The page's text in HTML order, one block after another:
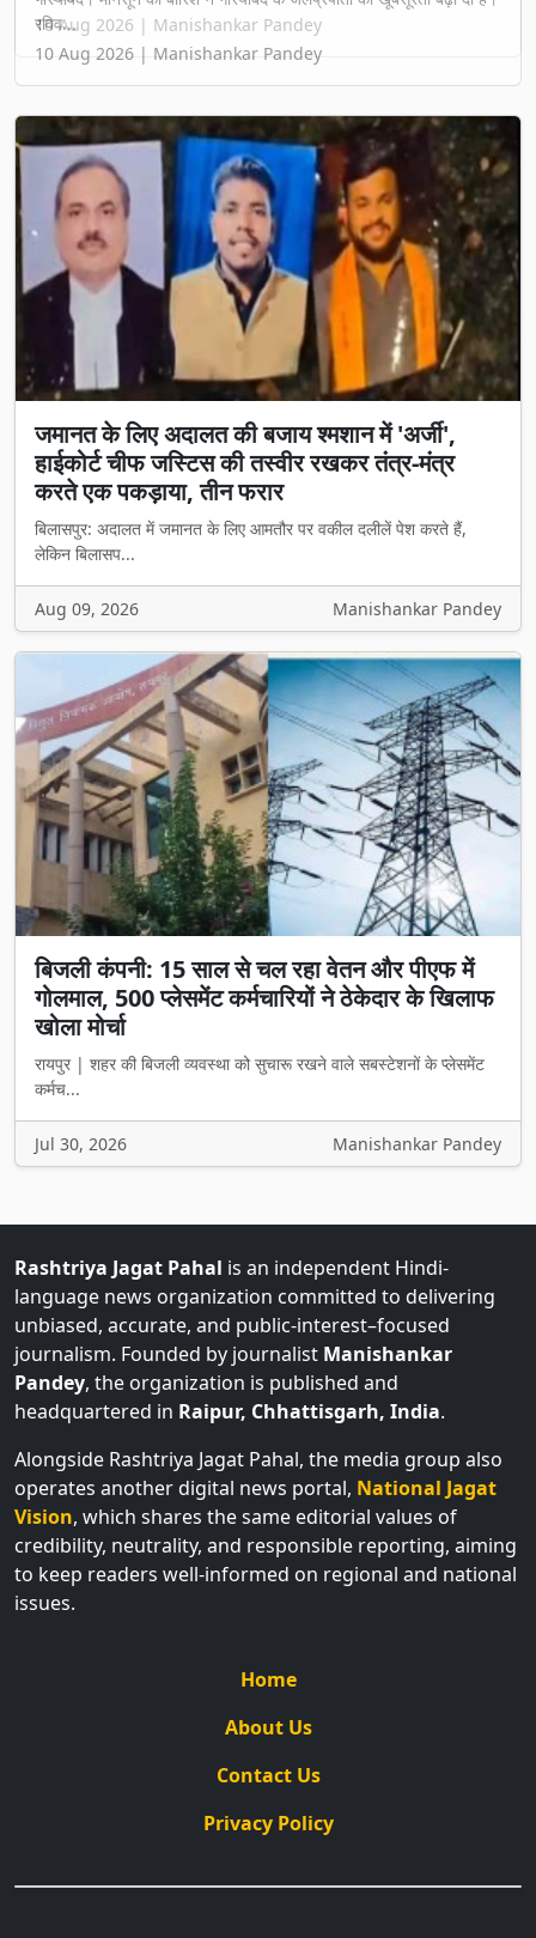
रविव...
10 Aug 2026 | Manishankar Pandey
जमानत के लिए अदालत की बजाय श्मशान में 'अर्जी',
हाईकोर्ट चीफ जस्टिस की तस्वीर रखकर तंत्र-मंत्र
करते एक पकड़ाया, तीन फरार
बिलासपुर: अदालत में जमानत के लिए आमतौर पर वकील दलीलें पेश करते हैं,
लेकिन बिलासप...
Aug 09, 2026 Manishankar Pandey
बिजली कंपनी: 15 साल से चल रहा वेतन और पीएफ में
गोलमाल, 500 प्लेसमेंट कर्मचारियों ने ठेकेदार के खिलाफ
खोला मोर्चा
रायपुर | शहर की बिजली व्यवस्था को सुचारू रखने वाले सबस्टेशनों के प्लेसमेंट
कर्मच...
Jul 30, 2026 Manishankar Pandey
Rashtriya Jagat Pahal is an independent Hindi-
language news organization committed to delivering
unbiased, accurate, and public-interest–focused
journalism. Founded by journalist Manishankar
Pandey, the organization is published and
headquartered in Raipur, Chhattisgarh, India.
Alongside Rashtriya Jagat Pahal, the media group also
operates another digital news portal, National Jagat
Vision, which shares the same editorial values of
credibility, neutrality, and responsible reporting, aiming
to keep readers well-informed on regional and national
issues.
Home
About Us
Contact Us
Privacy Policy